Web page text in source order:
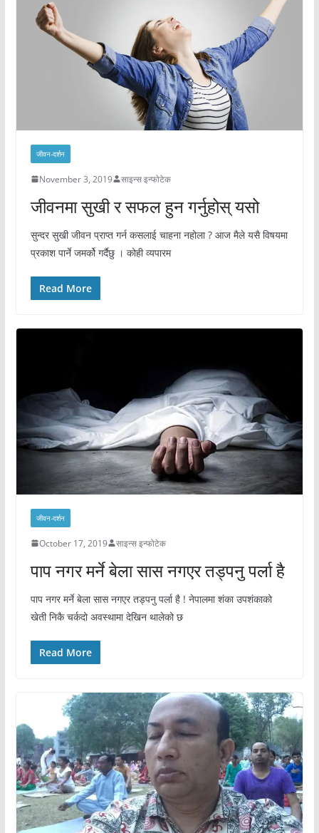
जीवन-दर्शन
November 3, 2019 साइन्स इन्फोटेक
जीवनमा सुखी र सफल हुन गर्नुहोस् यसो
सुन्दर सुखी जीवन प्राप्त गर्न कसलाई चाहना नहोला ? आज मैले यसै विषयमा
प्रकाश पार्ने जमर्को गर्दैछु । कोही व्यपारम
Read More
जीवन-दर्शन
October 17, 2019 साइन्स इन्फोटेक
पाप नगर मर्ने बेला सास नगएर तड्पनु पर्ला है
पाप नगर मर्ने बेला सास नगएर तड्पनु पर्ला है ! नेपालमा शंका उपशंकाको
खेती निकै चर्कदो अवस्थामा देखिन थालेको छ
Read More